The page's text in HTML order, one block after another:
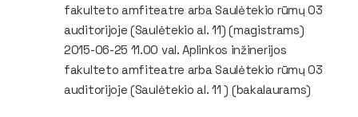
fakulteto amfiteatre arba Saulėtekio rūmų 03
auditorijoje (Saulėtekio al. 11) (magistrams)
2015-06-25 11.00 val. Aplinkos inžinerijos
fakulteto amfiteatre arba Saulėtekio rūmų 03
auditorijoje (Saulėtekio al. 11 ) (bakalaurams)